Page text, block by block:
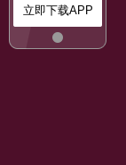
立即下载APP